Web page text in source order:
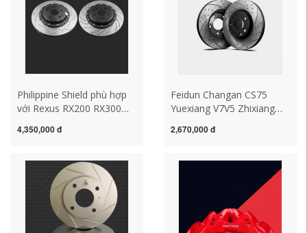
Philippine Shield phù hợp
với Rexus RX200 RX300
RX350 trước khi đĩa phanh
4,350,000 đ
Feidun Changan CS75
Yuexiang V7V5 Zhixiang
CS35 Ruichen CC Đĩa
2,670,000 đ